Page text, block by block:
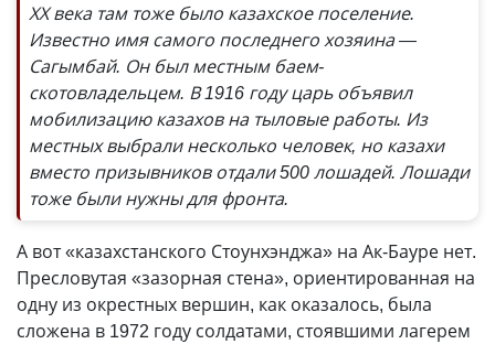
ХХ века там тоже было казахское поселение.
Известно имя самого последнего хозяина —
Сагымбай. Он был местным баем-
скотовладельцем. В 1916 году царь объявил
мобилизацию казахов на тыловые работы. Из
местных выбрали несколько человек, но казахи
вместо призывников отдали 500 лошадей. Лошади
тоже были нужны для фронта.
А вот «казахстанского Стоунхэнджа» на Ак-Бауре нет.
Пресловутая «зазорная стена», ориентированная на
одну из окрестных вершин, как оказалось, была
сложена в 1972 году солдатами, стоявшими лагерем